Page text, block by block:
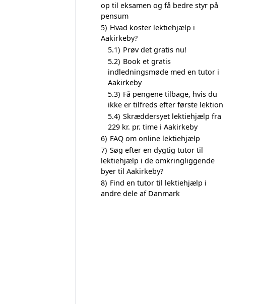
op til eksamen og få bedre styr på
pensum
5) Hvad koster lektiehjælp i
Aakirkeby?
5.1) Prøv det gratis nu!
5.2) Book et gratis
indledningsmøde med en tutor i
Aakirkeby
5.3) Få pengene tilbage, hvis du
ikke er tilfreds efter første lektion
5.4) Skræddersyet lektiehjælp fra
229 kr. pr. time i Aakirkeby
6) FAQ om online lektiehjælp
7) Søg efter en dygtig tutor til
lektiehjælp i de omkringliggende
byer til Aakirkeby?
8) Find en tutor til lektiehjælp i
andre dele af Danmark